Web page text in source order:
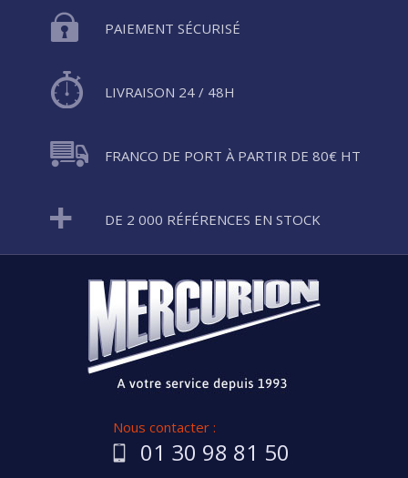
PAIEMENT SÉCURISÉ
LIVRAISON 24 / 48H
FRANCO DE PORT À PARTIR DE 80€ HT
DE 2 000 RÉFÉRENCES EN STOCK
Nous contacter :
01 30 98 81 50